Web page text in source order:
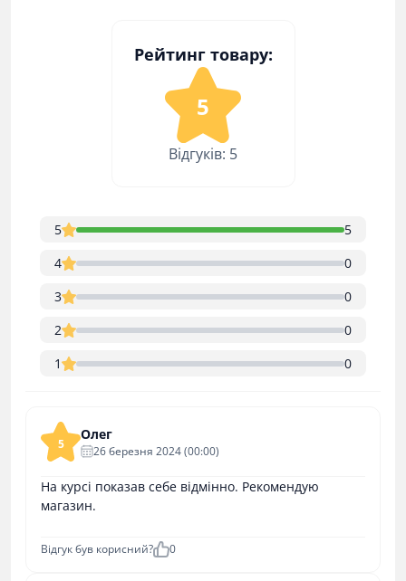
Рейтинг товару:
5
Відгуків: 5
5
5
4
0
3
0
2
0
1
0
5
Олег
26 березня 2024 (00:00)
На курсі показав себе відмінно. Рекомендую
магазин.
Відгук був корисний? 0